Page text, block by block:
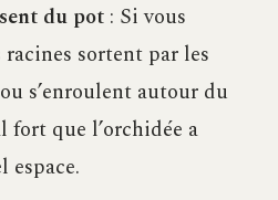
du pot: Si vous
sortent par les
s’enroulent autour du
fort que l’orchidée a
espace.